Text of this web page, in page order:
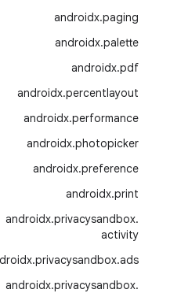
androidx.paging
androidx.palette
androidx.pdf
androidx.percentlayout
androidx.performance
androidx.photopicker
androidx.preference
androidx.print
androidx.privacysandbox.
activity
.privacysandbox.ads
androidx.privacysandbox.